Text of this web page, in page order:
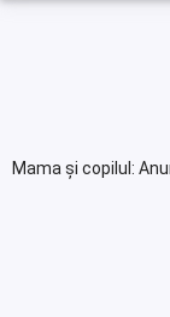
Mama și copilul: